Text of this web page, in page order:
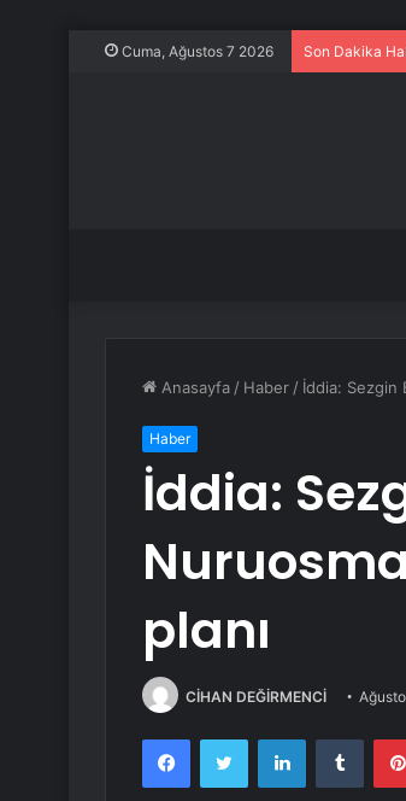
Cuma, Ağustos 7 2026 Son Dakika
Anasayfa / Haber / İddia: Sezgin
Haber
İddia:
planı
CİHAN DEĞİRMENCİ
FacebookTwitter LinkedIn